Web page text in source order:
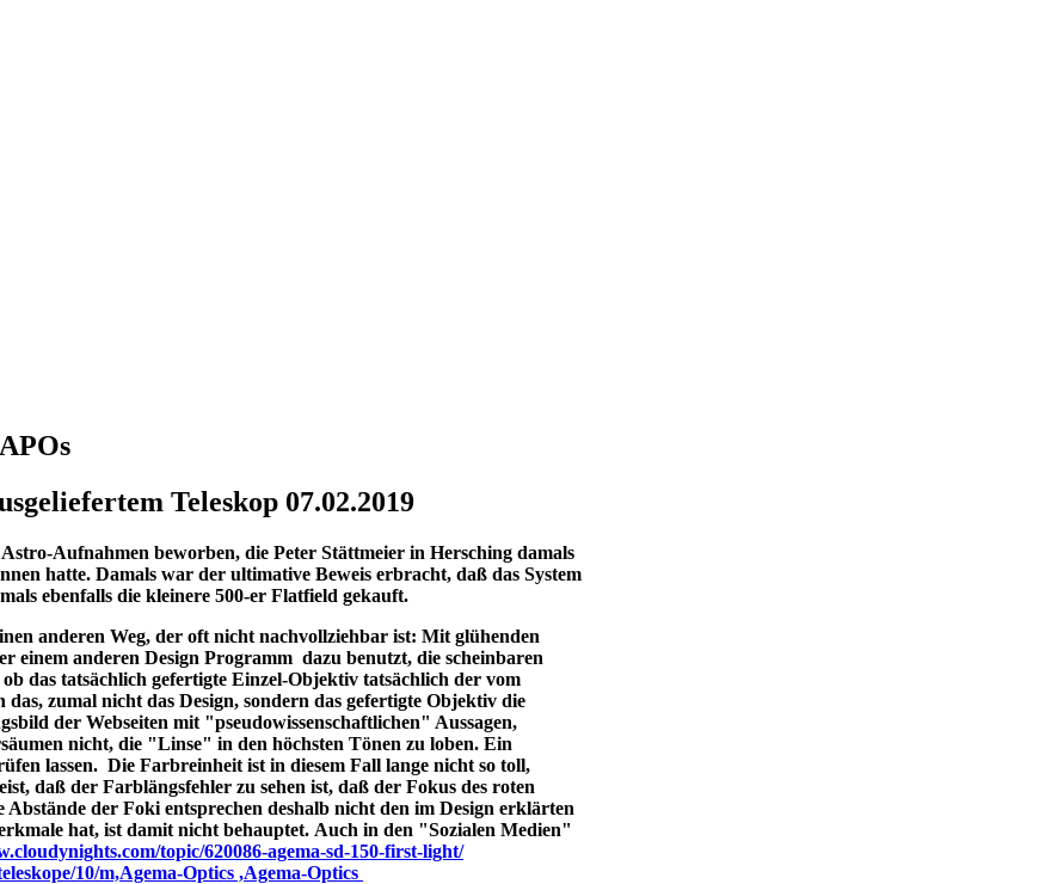
Teleskop 07.02.2019
Aufnahmen beworben, die Peter Stättmeier in Hersching damals
hatte. Damals war der ultimative Beweis erbracht, daß das System
ebenfalls die kleinere 500-er Flatfield gekauft.
anderen Weg, der oft nicht nachvollziehbar ist: Mit glühenden
einem anderen Design Programm dazu benutzt, die scheinbaren
das tatsächlich gefertigte Einzel-Objektiv tatsächlich der vom
zumal nicht das Design, sondern das gefertigte Objektiv die
der Webseiten mit "pseudowissenschaftlichen" Aussagen,
nicht, die "Linse" in den höchsten Tönen zu loben. Ein
lassen. Die Farbreinheit ist in diesem Fall lange nicht so toll,
daß der Farblängsfehler zu sehen ist, daß der Fokus des roten
der Foki entsprechen deshalb nicht den im Design erklärten
hat, ist damit nicht behauptet. Auch in den "Sozialen Medien"
topic/620086-agema-sd-150-first-light/
10/m,Agema-Optics ,Agema-Optics